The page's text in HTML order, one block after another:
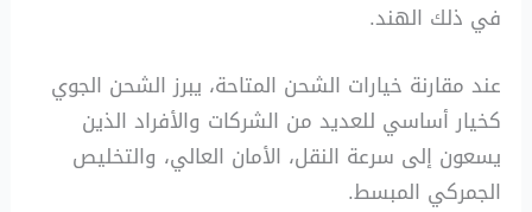
في ذلك الهند.
عند مقارنة خيارات الشحن المتاحة، يبرز الشحن الجوي
كخيار أساسي للعديد من الشركات والأفراد الذين
يسعون إلى سرعة النقل، الأمان العالي، والتخليص
الجمركي المبسط.